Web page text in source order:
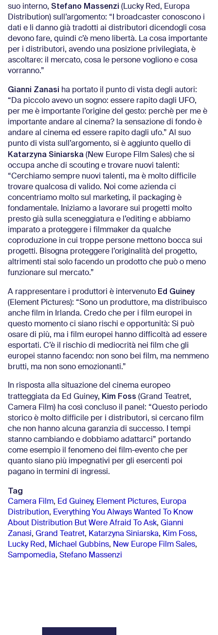
suo interno, Stefano Massenzi (Lucky Red, Europa
Distribution) sull’argomento: “I broadcaster conoscono i
dati e li danno già tradotti ai distributori dicendogli cosa
devono fare, quindi c’è meno libertà. La cosa importante
per i distributori, avendo una posizione privilegiata, è
ascoltare: il mercato, cosa le persone vogliono e cosa
vorranno.”
Gianni Zanasi ha portato il punto di vista degli autori:
“Da piccolo avevo un sogno: essere rapito dagli UFO,
per me è importante l’origine del gesto: perchè per me è
importante andare al cinema? la sensazione di fondo è
andare al cinema ed essere rapito dagli ufo.” Al suo
punto di vista sull’argomento, si è aggiunto quello di
Katarzyna Siniarska (New Europe Film Sales) che si
occupa anche di scouting e trovare nuovi talenti:
“Cerchiamo sempre nuovi talenti, ma è molto difficile
trovare qualcosa di valido. Noi come azienda ci
concentriamo molto sul marketing, il packaging è
fondamentale. Iniziamo a lavorare sui progetti molto
presto già sulla sceneggiatura e l’editing e abbiamo
imparato a proteggere i filmmaker da qualche
coproduzione in cui troppe persone mettono bocca sui
progetti. Bisogna proteggere l’originalità del progetto,
altrimenti stai solo facendo un prodotto che può o meno
funzionare sul mercato.”
A rappresentare i produttori è intervenuto Ed Guiney
(Element Pictures): “Sono un produttore, ma distribuisco
anche film in Irlanda. Credo che per i film europei in
questo momento ci siano rischi e opportunità: Si può
osare di più, ma i film europei hanno difficoltà ad essere
esportati. C’è il rischio di mediocrità nei film che gli
europei stanno facendo: non sono bei film, ma nemmeno
brutti, ma non sono emozionanti.”
In risposta alla situazione del cinema europeo
tratteggiata da Ed Guiney, Kim Foss (Grand Teatret,
Camera Film) ha così concluso il panel: “Questo periodo
storico è molto difficile per i distributori, si cercano film
che non hanno alcuna garanzia di successo. I tempi
stanno cambiando e dobbiamo adattarci” portando
come esempio il fenomeno dei film-evento che per
quanto siano più impegnativi per gli esercenti poi
pagano in termini di ingressi.
Tag
Camera Film, Ed Guiney, Element Pictures, Europa
Distribution, Everything You Always Wanted To Know
About Distribution But Were Afraid To Ask, Gianni
Zanasi, Grand Teatret, Katarzyna Siniarska, Kim Foss,
Lucky Red , Michael Gubbins, New Europe Film Sales,
Sampomedia, Stefano Massenzi